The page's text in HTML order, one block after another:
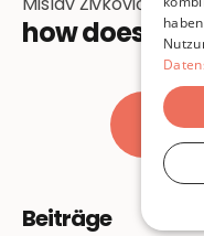
how does it
Beiträge